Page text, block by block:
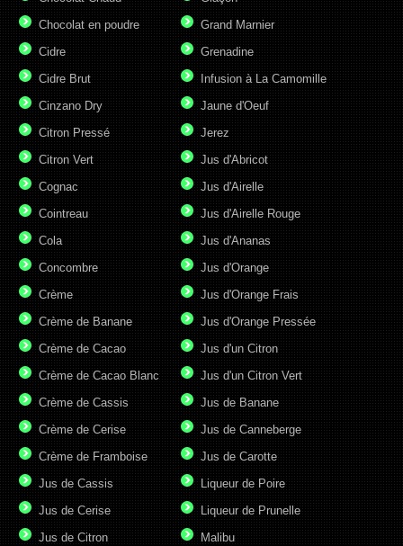
Chocolat en poudre
Cidre
Cidre Brut
Cinzano Dry
Citron Pressé
Citron Vert
Cognac
Cointreau
Cola
Concombre
Crème
Crème de Banane
Crème de Cacao
Crème de Cacao Blanc
Crème de Cassis
Crème de Cerise
Crème de Framboise
Grand Marnier
Grenadine
Infusion à La Camomille
Jaune d'Oeuf
Jerez
Jus d'Abricot
Jus d'Airelle
Jus d'Airelle Rouge
Jus d'Ananas
Jus d'Orange
Jus d'Orange Frais
Jus d'Orange Pressée
Jus d'un Citron
Jus d'un Citron Vert
Jus de Banane
Jus de Canneberge
Jus de Carotte
Jus de Cassis
Jus de Cerise
Jus de Citron
Liqueur de Poire
Liqueur de Prunelle
Malibu